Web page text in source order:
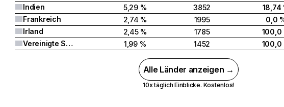
Indien
5,29 % 3852
18,74
Frankreich
2,74 % 1995
0,0
Irland
2,45 % 1785
100,0
Vereinigte Staaten
1,99 % 1452 100,0
Alle Länder anzeigen →
10x täglich Einblicke. Kostenlos!